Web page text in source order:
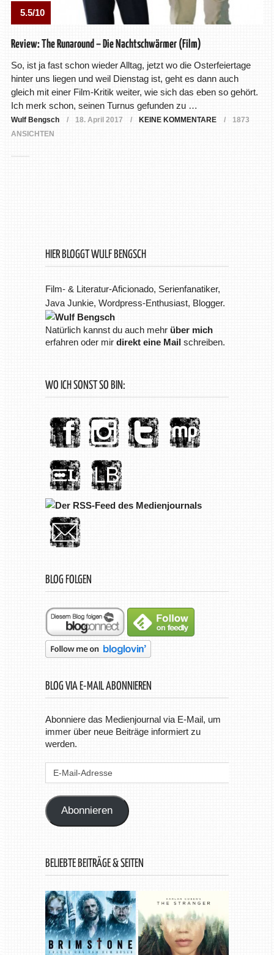
5.5/10
Review: The Runaround – Die Nachtschwärmer (Film)
So, ist ja fast schon wieder Alltag, jetzt wo die Osterfeiertage
hinter uns liegen und weil Dienstag ist, geht es dann auch
gleich mit einer Film-Kritik weiter, wie sich das eben so gehört.
Ich merk schon, seinen Turnus gefunden zu …
Wulf Bengsch 18. April 2017 KEINE KOMMENTARE
1873
ANSICHTEN
HIER BLOGGT WULF BENGSCH
Film- & Literatur-Aficionado, Serienfanatiker,
Java Junkie, Wordpress-Enthusiast, Blogger.
Natürlich kannst du auch mehr über mich
erfahren oder mir direkt eine Mailschreiben.
WO ICH SONST SO BIN:
BLOG FOLGEN
BLOG VIA E-MAIL ABONNIEREN
Abonniere das Medienjournal via E-Mail, um
immer über neue Beiträge informiert zu
werden.
Abonnieren
BELIEBTE BEITRÄGE & SEITEN